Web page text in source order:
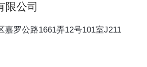
限公司
嘉罗公路1661弄12号101室J211